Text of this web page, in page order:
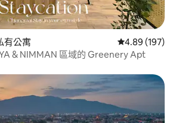
有公寓 從 197 則評價
4.89 (197)
& NIMMAN 區域的 Greenery Apt